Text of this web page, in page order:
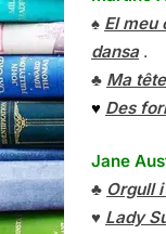
♠ El meu
dansa.
♣ Ma
♥ Des
Jane
♣ Orgull
♥ Lady